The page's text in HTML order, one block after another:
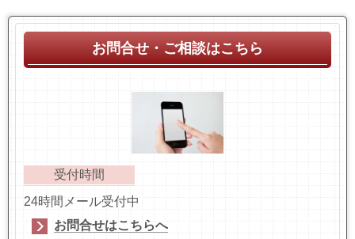
お問合せ・ご相談はこちら
受付時間
24時間メール受付中
お問合せはこちらへ